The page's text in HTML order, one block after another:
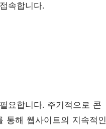
속합니다.
요합니다. 주기적으로 콘
통해 웹사이트의 지속적인